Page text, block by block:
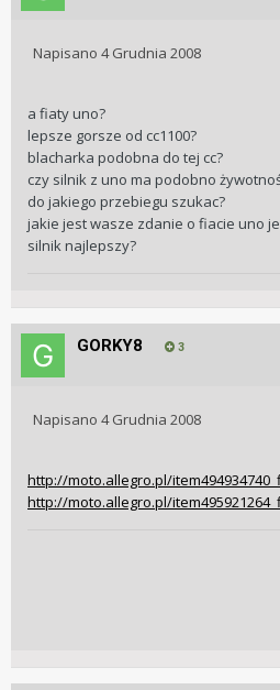
Napisano 4 Grudnia 2008
a fiaty uno?
lepsze gorsze od cc1100?
blacharka podobna do tej cc?
czy silnik z uno ma podobno
do jakiego przebiegu szukac?
jakie jest wasze zdanie o fiacie uno
silnik najlepszy?
GORKY8 3
Napisano 4 Grudnia 2008
http://moto.allegro.pl/
http://moto.allegro.pl/